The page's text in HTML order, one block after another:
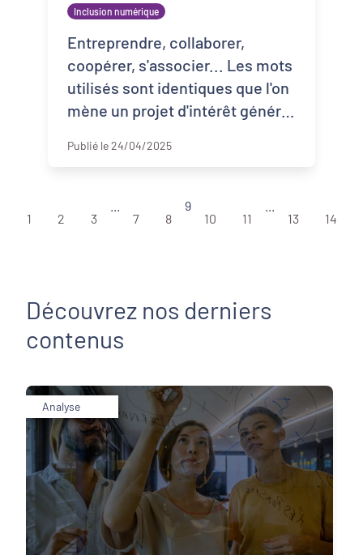
Inclusion numérique
Entreprendre, collaborer,
coopérer, s'associer... Les mots
utilisés sont identiques que l'on
mène un projet d'intérêt général
Publié le 24/04/2025
1 2 3
7
8
9
10
11
13
14
Découvrez nos derniers
contenus
Analyse